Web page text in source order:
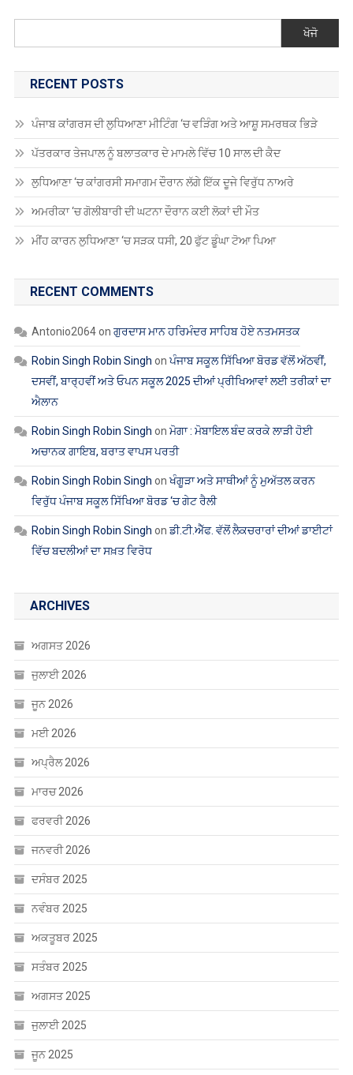
ਪੰਜਾਬ ਕਾਂਗਰਸ ਦੀ ਲੁਧਿਆਣਾ ਮੀਟਿੰਗ ‘ਚ ਵੜਿੰਗ ਅਤੇ ਆਸ਼ੂ ਸਮਰਥਕ ਭਿੜੇ
ਅਮਰੀਕਾ ‘ਚ ਗੋਲੀਬਾਰੀ ਦੀ ਘਟਨਾ ਦੌਰਾਨ ਕਈ ਲੋਕਾਂ ਦੀ ਮੌਤ
ਮੀਂਹ ਕਾਰਨ ਲੁਧਿਆਣਾ ‘ਚ ਸੜਕ ਧਸੀ, 20 ਫੁੱਟ ਡੂੰਘਾ ਟੋਆ ਪਿਆ
RECENT COMMENTS
Antonio2064onਗੁਰਦਾਸ ਮਾਨ ਹਰਿਮੰਦਰ ਸਾਹਿਬ ਹੋਏ ਨਤਮਸਤਕ
ਦਸਵੀਂ, ਬਾਰ੍ਹਵੀਂ ਅਤੇ ਓਪਨ ਸਕੂਲ 2025 ਦੀਆਂ ਪ੍ਰੀਖਿਆਵਾਂ ਲਈ ਤਰੀਕਾਂ ਦਾ
ਅਚਾਨਕ ਗਾਇਬ, ਬਰਾਤ ਵਾਪਸ ਪਰਤੀ
Robin Singh Robin Singhon
ਖੰਗੂੜਾ ਅਤੇ ਸਾਥੀਆਂ ਨੂੰ ਮੁਅੱਤਲ ਕਰਨ
ARCHIVES
ਅਗਸਤ 2026
ਮਈ 2026
ਅਪ੍ਰੈਲ 2026
ਮਾਰਚ 2026
ਫਰਵਰੀ 2026
ਜਨਵਰੀ 2026
ਦਸੰਬਰ 2025
ਨਵੰਬਰ 2025
ਅਕਤੂਬਰ 2025
ਸਤੰਬਰ 2025
ਅਗਸਤ 2025
ਜੁਲਾਈ 2025
ਜੂਨ 2025
ਮਈ 2025
ਅਪ੍ਰੈਲ 2025
ਮਾਰਚ 2025